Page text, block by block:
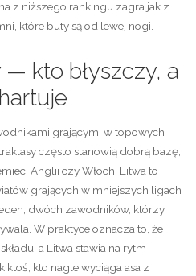
z niższego rankingu zagra jak z
które buty są od lewej nogi.
— kto błyszczy, a
grającymi w topowych
często stanowią dobrą bazę,
Anglii czy Włoch. Litwa to
grających w mniejszych ligach
dwóch zawodników, którzy
W praktyce oznacza to, że
a Litwa stawia na rytm
ktoś, kto nagle wyciąga asa z